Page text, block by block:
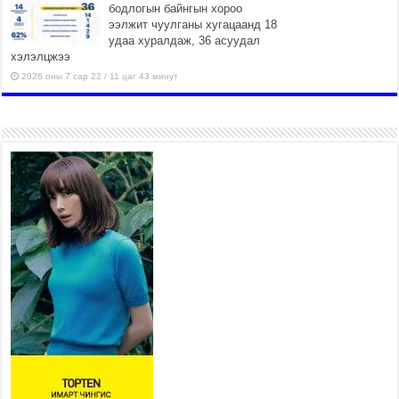
бодлогын байнгын хороо
ээлжит чуулганы хугацаанд 18
удаа хуралдаж, 36 асуудал
хэлэлцжээ
2026 оны 7 сар 22 / 11 цаг 43 минут
боломжтой-Хүүхэд хөгжүүлэх
төв” байгуулах төсөлд төр,
хувийн хэвшлийн түншлэлийн хүрээнд хамтран
ажиллахыг урьж байна
2026 оны 7 сар 22 / 9 цаг 28 минут
Б.Пүрэвдагва: “Урт цагаан”-ыг
залуучууд чөлөөт цагаа
өнгөрүүлдэг, жуулчид зорьж
ирдэг цэг болгоно
2026 оны 7 сар 21 / 16 цаг 47 минут
Тусгай замын автобус /BRT/ төслийн удирдах
хорооны ээлжит хуралдаан боллоо
Ерөнхий сайд Н.Учрал БНХАУ-аас Монгол Улсад